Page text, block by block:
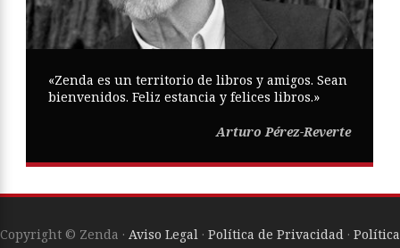
«Zenda es un territorio de libros y amigos. Sean
bienvenidos. Feliz estancia y felices libros.»
Arturo Pérez-Reverte
Copyright © Zenda · Aviso Legal · Política de Privacidad · Política